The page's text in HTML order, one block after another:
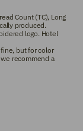
Count (TC), Long
produced.
logo. Hotel
but for color
recommend a